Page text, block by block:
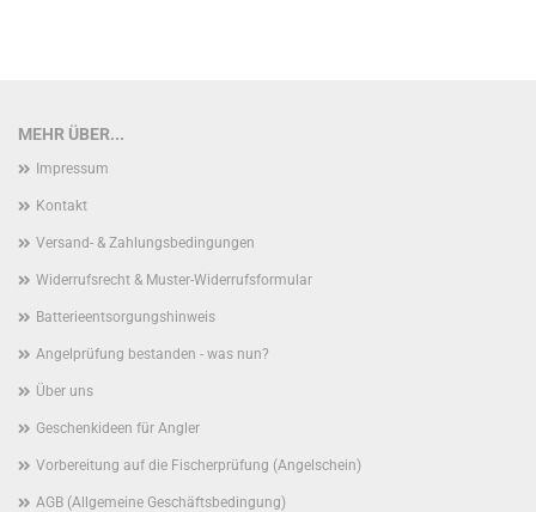
MEHR ÜBER...
Impressum
Kontakt
Versand- & Zahlungsbedingungen
Widerrufsrecht & Muster-Widerrufsformular
Batterieentsorgungshinweis
Angelprüfung bestanden - was nun?
Über uns
Geschenkideen für Angler
Vorbereitung auf die Fischerprüfung (Angelschein)
AGB (Allgemeine Geschäftsbedingung)